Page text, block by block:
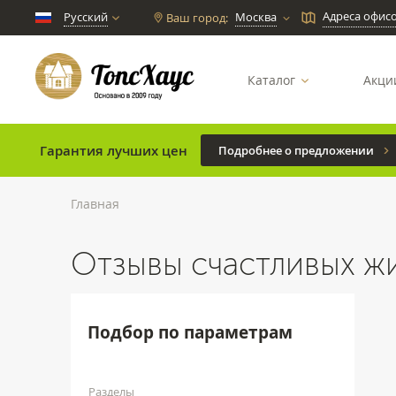
Русский Ваш город: Москва chevron_down Адреса
Каталог
Гарантия лучших цен Подробнее о предложении
Главная
Отзывы счастливых
Подбор по параметрам
Разделы